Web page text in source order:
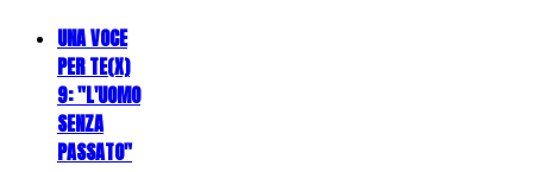
UNA VOCE
PER TE(X)
9: "L'UOMO
SENZA
PASSATO"